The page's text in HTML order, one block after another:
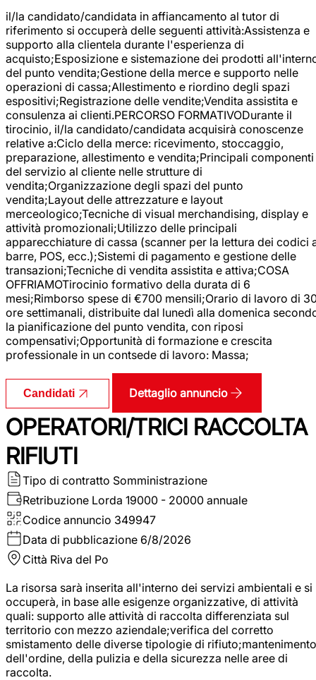
il/la candidato/candidata in affiancamento al tutor di
riferimento si occuperà delle seguenti attività:Assistenza e
supporto alla clientela durante l'esperienza di
acquisto;Esposizione e sistemazione dei prodotti
del punto vendita;Gestione della merce e supporto nelle
operazioni di cassa;Allestimento e riordino degli spazi
espositivi;Registrazione delle vendite;Vendita assistita e
consulenza ai clienti.PERCORSO FORMATIVODurante il
tirocinio, il/la candidato/candidata acquisirà conoscenze
relative a:Ciclo della merce: ricevimento, stoccaggio,
preparazione, allestimento e vendita;Principali componenti
del servizio al cliente nelle strutture di
vendita;Organizzazione degli spazi del punto
vendita;Layout delle attrezzature e layout
merceologico;Tecniche di visual merchandising, display e
attività promozionali;Utilizzo delle principali
apparecchiature di cassa (scanner per la lettura dei codici
barre, POS, ecc.);Sistemi di pagamento e gestione delle
transazioni;Tecniche di vendita assistita e attiva;COSA
OFFRIAMOTirocinio formativo della durata di 6
mesi;Rimborso spese di €700 mensili;Orario di lavoro di
ore settimanali, distribuite dal lunedì alla domenica
la pianificazione del punto vendita, con riposi
compensativi;Opportunità di formazione e crescita
professionale in un contsede di lavoro: Massa;
Candidati Dettaglio annuncio
OPERATORI/TRICI RACCOLTA
RIFIUTI
Tipo di contratto Somministrazione
Retribuzione Lorda 19000 - 20000 annuale
Codice annuncio 349947
Data di pubblicazione 6/8/2026
Città Riva del Po
La risorsa sarà inserita all'interno dei servizi ambientali e si
occuperà, in base alle esigenze organizzative, di attività
quali: supporto alle attività di raccolta differenziata sul
territorio con mezzo aziendale;verifica del corretto
smistamento delle diverse tipologie di rifiuto;mantenimento
dell'ordine, della pulizia e della sicurezza nelle aree di
raccolta.